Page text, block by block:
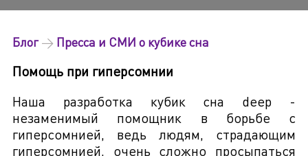
Блог→ Пресса и СМИ о кубике сна
Помощь при гиперсомнии
Наша разработка кубик сна deep -
незаменимый помощник в борьбе с
гиперсомнией, ведь людям, страдающим
гиперсомнией, очень сложно просыпаться